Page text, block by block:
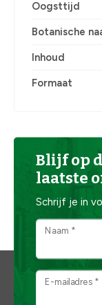
Oogsttijd
Botanische
Inhoud
Formaat
Blijf op
laatste
Schrijf je in
Naam *
E-mailadres *